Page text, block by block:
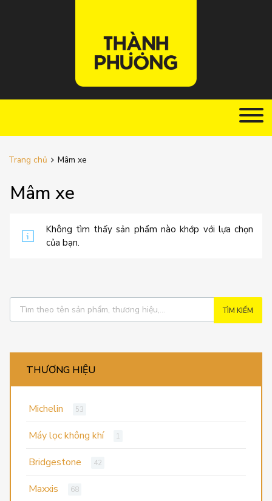
Trang chủ Mâm xe
Mâm xe
Không tìm thấy sản phẩm nào khớp với lựa chọn
của bạn.
TÌM KIẾM
THƯƠNG HIỆU
Michelin 53
Máy lọc không khí 1
Bridgestone 42
Maxxis 68